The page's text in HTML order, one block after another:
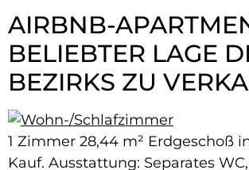
AIRBNB-​
BELIEBTER LAGE
BEZIRKS ZU
1 Zimmer 28,44 m² Erdgeschoß
Kauf. Ausstattung: Separates